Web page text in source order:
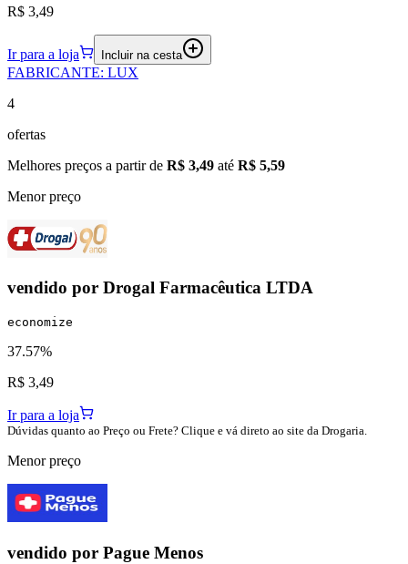
R$ 3,49
Ir para a loja Incluir na cesta
FABRICANTE: LUX
4
ofertas
Melhores preços a partir de R$ 3,49 até R$ 5,59
Menor preço
vendido por Drogal Farmacêutica LTDA
economize
37.57%
R$ 3,49
Ir para a loja
Dúvidas quanto ao Preço ou Frete? Clique e vá direto ao site da Drogaria.
Menor preço
vendido por Pague Menos